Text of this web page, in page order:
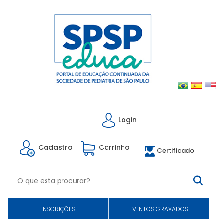
Login
Cadastro Carrinho Certificado
INSCRIÇÕES EVENTOS GRAVADOS